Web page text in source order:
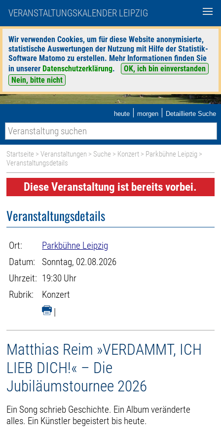
VERANSTALTUNGSKALENDER LEIPZIG
Wir verwenden Cookies, um für diese Website anonymisierte,
statistische Auswertungen der Nutzung mit Hilfe der Statistik-
Software Matomo zu erstellen. Mehr Informationen finden Sie
in unserer Datenschutzerklärung.
OK, ich bin einverstanden
Nein, bitte nicht
heute | morgen | Detaillierte Suche
Startseite >Veranstaltungen > Suche > Konzert > Parkbühne Leipzig >
Veranstaltungsdetails
Diese Veranstaltung ist bereits vorbei.
Veranstaltungsdetails
Ort:
Parkbühne Leipzig
Datum:
Sonntag, 02.08.2026
Uhrzeit: 19:30 Uhr
Rubrik:
Konzert
|
Matthias Reim »VERDAMMT, ICH
LIEB DICH!« – Die
Jubiläumstournee 2026
Ein Song schrieb Geschichte. Ein Album veränderte
alles. Ein Künstler begeistert bis heute.